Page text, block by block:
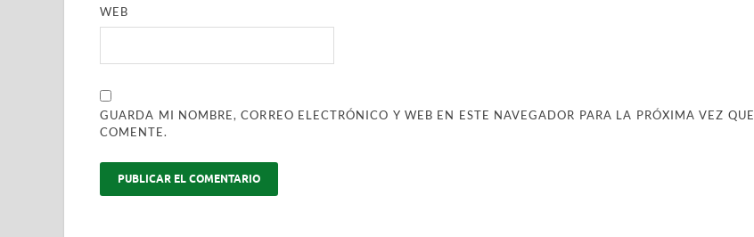
WEB
GUARDA MI NOMBRE, CORREO ELECTRÓNICO Y WEB EN ESTE NAVEGADOR PARA LA PRÓXIMA VEZ QUE
COMENTE.